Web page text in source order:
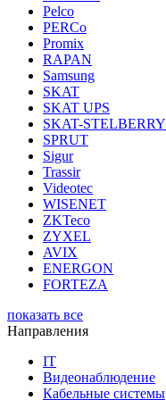
Pelco
PERCo
Promix
RAPAN
Samsung
SKAT
SKAT UPS
SKAT-STELBERRY
SPRUT
Sigur
Trassir
Videotec
WISENET
ZKTeco
ZYXEL
AVIX
ENERGON
FORTEZA
показать все
Направления
IT
Видеонаблюдение
Кабельные системы